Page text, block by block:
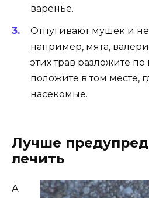
варенье.
Отпугивают мушек и
например, мята,
этих трав разложите
положите в том месте,
насекомые.
Лучше
лечить
А